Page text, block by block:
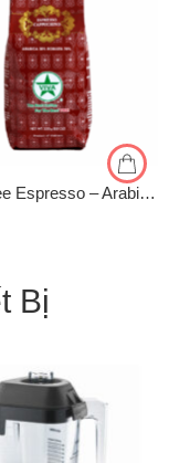
Viva Coffee Espresso – Arabica 30%, Robusta 70% – Cà Phê Pha Máy – Túi 500g
Bị